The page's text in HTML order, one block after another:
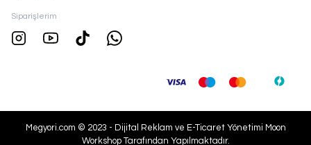
Siparişlerim
Megyori.com © 2023 - Dijital Reklam ve E-Ticaret Yönetimi Moon
WorkshopTarafından Yapılmaktadır.